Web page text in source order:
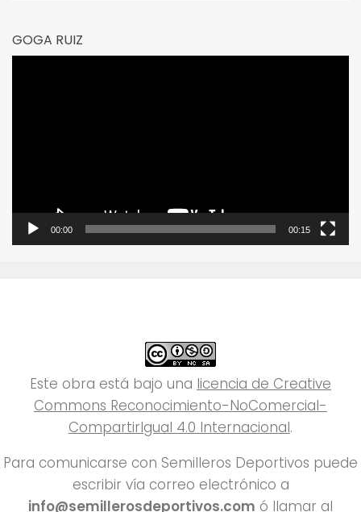
GOGA RUIZ
00:00 00:15
Este obra está bajo una licencia de Creative
Commons Reconocimiento-NoComercial-
CompartirIgual 4.0 Internacional.
Para comunicarse con Semilleros Deportivos puede
escribir vía correo electrónico a
info@semillerosdeportivos.com ó llamar al